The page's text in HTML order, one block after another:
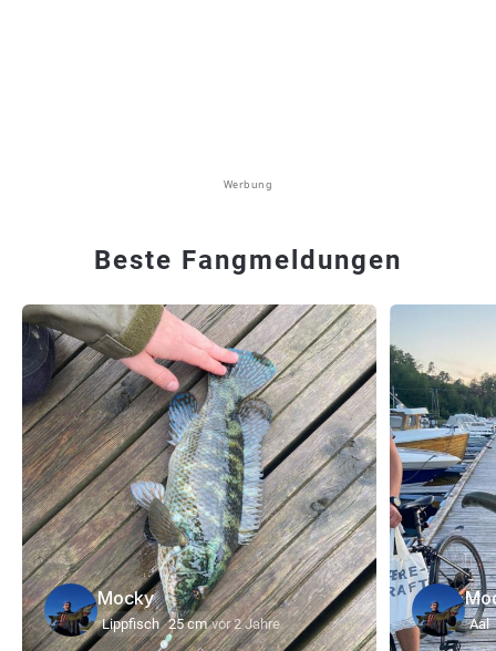
Werbung
Beste Fangmeldungen
Mocky
Lippfisch 25 cm vor 2 Jahre Aal